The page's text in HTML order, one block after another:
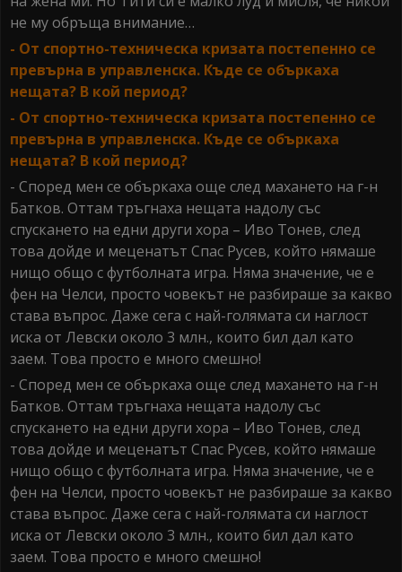
не му обръща внимание…
- От спортно-техническа кризата постепенно се
превърна в управленска. Къде се объркаха
нещата? В кой период?
- От спортно-техническа кризата постепенно се
превърна в управленска. Къде се объркаха
нещата? В кой период?
- Според мен се объркаха още след махането на г-н
Батков. Оттам тръгнаха нещата надолу със
спускането на едни други хора – Иво Тонев, след
това дойде и меценатът Спас Русев, който нямаше
нищо общо с футболната игра. Няма значение, че е
фен на Челси, просто човекът не разбираше за какво
става въпрос. Даже сега с най-голямата си наглост
иска от Левски около 3 млн., които бил дал като
заем. Това просто е много смешно!
- Според мен се объркаха още след махането на г-н
Батков. Оттам тръгнаха нещата надолу със
спускането на едни други хора – Иво Тонев, след
това дойде и меценатът Спас Русев, който нямаше
нищо общо с футболната игра. Няма значение, че е
фен на Челси, просто човекът не разбираше за какво
става въпрос. Даже сега с най-голямата си наглост
иска от Левски около 3 млн., които бил дал като
заем. Това просто е много смешно!